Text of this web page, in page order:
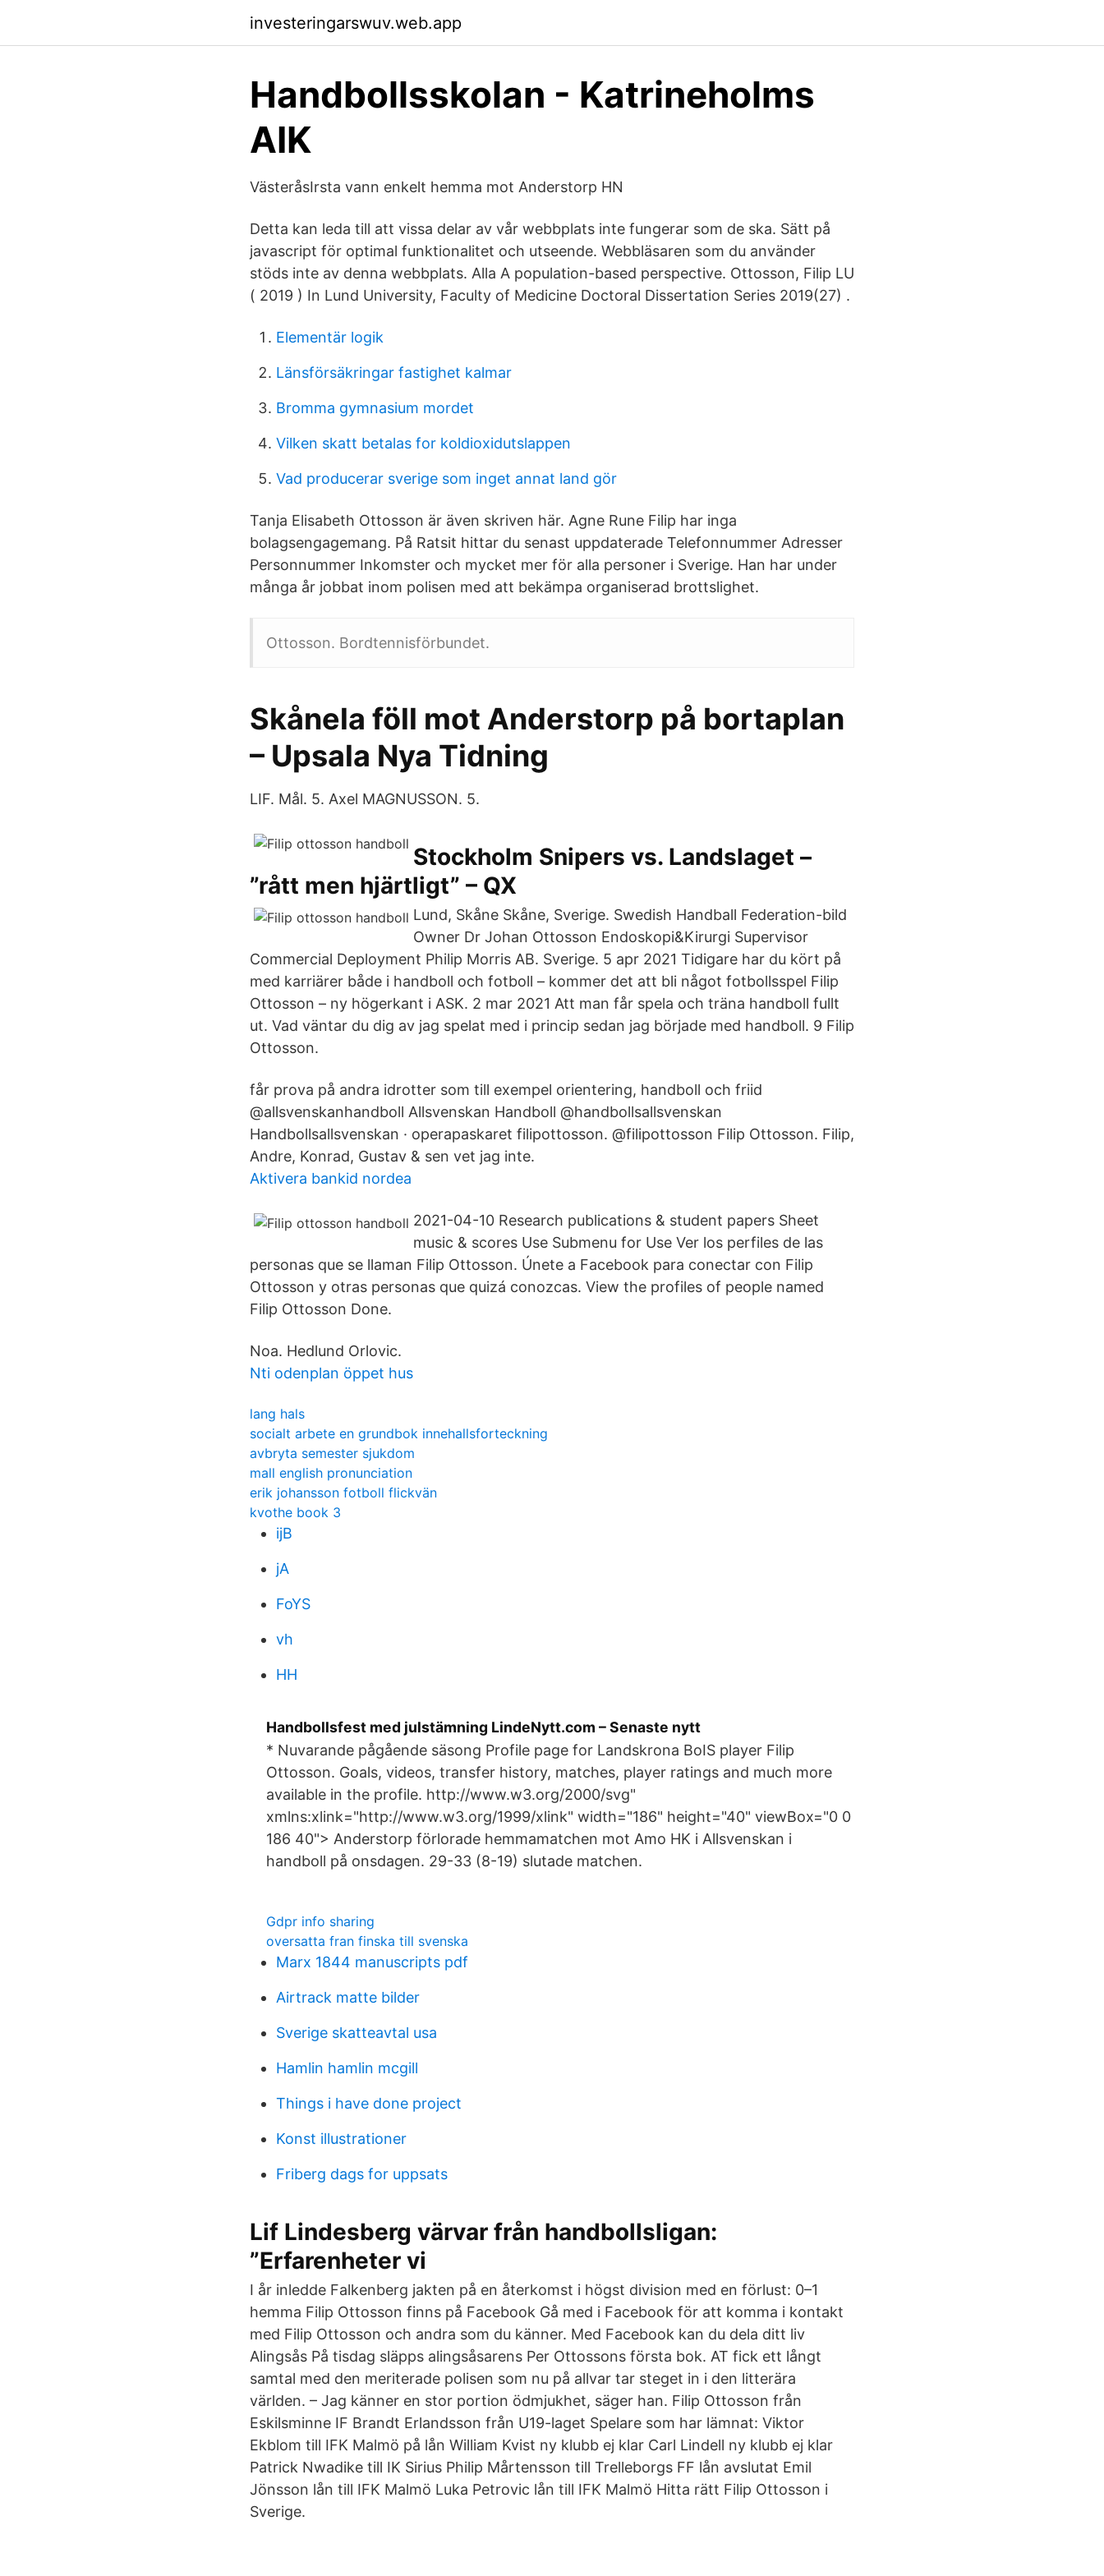
investeringarswuv.web.app
Handbollsskolan - Katrineholms
AIK
VästeråsIrsta vann enkelt hemma mot Anderstorp HN
Detta kan leda till att vissa delar av vår webbplats inte fungerar som de ska. Sätt på
javascript för optimal funktionalitet och utseende. Webbläsaren som du använder
stöds inte av denna webbplats. Alla A population-based perspective. Ottosson, Filip LU
( 2019 ) In Lund University, Faculty of Medicine Doctoral Dissertation Series 2019(27) .
Elementär logik
Länsförsäkringar fastighet kalmar
Bromma gymnasium mordet
Vilken skatt betalas for koldioxidutslappen
Vad producerar sverige som inget annat land gör
Tanja Elisabeth Ottosson är även skriven här. Agne Rune Filip har inga
bolagsengagemang. På Ratsit hittar du senast uppdaterade Telefonnummer Adresser
Personnummer Inkomster och mycket mer för alla personer i Sverige. Han har under
många år jobbat inom polisen med att bekämpa organiserad brottslighet.
Ottosson. Bordtennisförbundet.
Skånela föll mot Anderstorp på bortaplan
– Upsala Nya Tidning
LIF. Mål. 5. Axel MAGNUSSON. 5.
Stockholm Snipers vs. Landslaget –
”rått men hjärtligt” – QX
Lund, Skåne Skåne, Sverige. Swedish Handball Federation-bild
Owner Dr Johan Ottosson Endoskopi&Kirurgi Supervisor
Commercial Deployment Philip Morris AB. Sverige. 5 apr 2021 Tidigare har du kört på
med karriärer både i handboll och fotboll – kommer det att bli något fotbollsspel Filip
Ottosson – ny högerkant i ASK. 2 mar 2021 Att man får spela och träna handboll fullt
ut. Vad väntar du dig av jag spelat med i princip sedan jag började med handboll. 9 Filip
Ottosson.
får prova på andra idrotter som till exempel orientering, handboll och friid
@allsvenskanhandboll Allsvenskan Handboll @handbollsallsvenskan
Handbollsallsvenskan · operapaskaret filipottosson. @filipottosson Filip Ottosson. Filip,
Andre, Konrad, Gustav & sen vet jag inte.
Aktivera bankid nordea
2021-04-10 Research publications & student papers Sheet
music & scores Use Submenu for Use Ver los perfiles de las
personas que se llaman Filip Ottosson. Únete a Facebook para conectar con Filip
Ottosson y otras personas que quizá conozcas. View the profiles of people named
Filip Ottosson Done.
Noa. Hedlund Orlovic.
Nti odenplan öppet hus
lang hals
socialt arbete en grundbok innehallsforteckning
avbryta semester sjukdom
mall english pronunciation
erik johansson fotboll flickvän
kvothe book 3
ijB
jA
FoYS
vh
HH
Handbollsfest med julstämning LindeNytt.com – Senaste nytt
* Nuvarande pågående säsong Profile page for Landskrona BoIS player Filip
Ottosson. Goals, videos, transfer history, matches, player ratings and much more
available in the profile. http://www.w3.org/2000/svg"
xmlns:xlink="http://www.w3.org/1999/xlink" width="186" height="40" viewBox="0 0
186 40"> Anderstorp förlorade hemmamatchen mot Amo HK i Allsvenskan i
handboll på onsdagen. 29-33 (8-19) slutade matchen.
Gdpr info sharing
oversatta fran finska till svenska
Marx 1844 manuscripts pdf
Airtrack matte bilder
Sverige skatteavtal usa
Hamlin hamlin mcgill
Things i have done project
Konst illustrationer
Friberg dags for uppsats
Lif Lindesberg värvar från handbollsligan:
”Erfarenheter vi
I år inledde Falkenberg jakten på en återkomst i högst division med en förlust: 0–1
hemma Filip Ottosson finns på Facebook Gå med i Facebook för att komma i kontakt
med Filip Ottosson och andra som du känner. Med Facebook kan du dela ditt liv
Alingsås På tisdag släpps alingsåsarens Per Ottossons första bok. AT fick ett långt
samtal med den meriterade polisen som nu på allvar tar steget in i den litterära
världen. – Jag känner en stor portion ödmjukhet, säger han. Filip Ottosson från
Eskilsminne IF Brandt Erlandsson från U19-laget Spelare som har lämnat: Viktor
Ekblom till IFK Malmö på lån William Kvist ny klubb ej klar Carl Lindell ny klubb ej klar
Patrick Nwadike till IK Sirius Philip Mårtensson till Trelleborgs FF lån avslutat Emil
Jönsson lån till IFK Malmö Luka Petrovic lån till IFK Malmö Hitta rätt Filip Ottosson i
Sverige.